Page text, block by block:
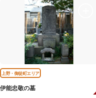
上野・御徒町エリア
伊能忠敬の墓